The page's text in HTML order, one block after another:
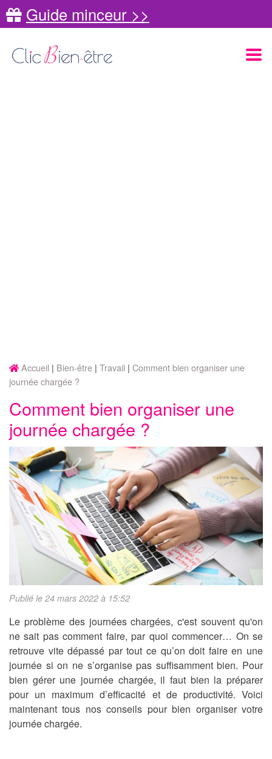
Guide minceur >>
Accueil Bien-être Travail
Comment bien organiser une
journée chargée ?
Comment bien organiser une
journée chargée ?
Publié le 24 mars 2022 à 15:52
Le problème des journées chargées, c'est souvent qu'on
ne sait pas comment faire, par quoi commencer… On se
retrouve vite dépassé par tout ce qu’on doit faire en une
journée si on ne s’organise pas suffisamment bien. Pour
bien gérer une journée chargée, il faut bien la préparer
pour un maximum d’efficacité et de productivité. Voici
maintenant tous nos conseils pour bien organiser votre
journée chargée.